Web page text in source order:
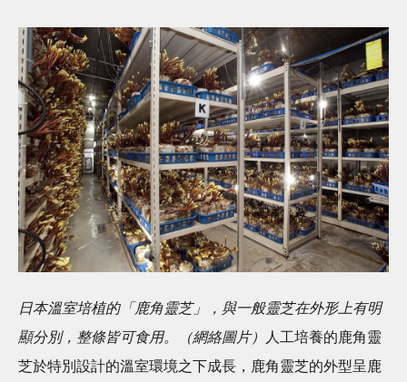
日本溫室培植的「鹿角靈芝」，與一般靈芝在外形上有明
顯分別，整條皆可食用。（網絡圖片） 人工培養的鹿角靈
芝於特別設計的溫室環境之下成長，鹿角靈芝的外型呈鹿